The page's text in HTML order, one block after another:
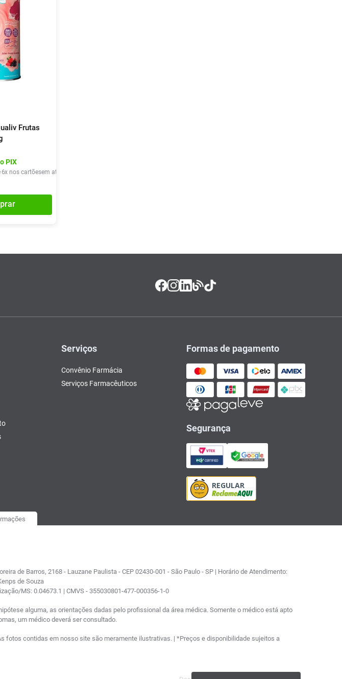
Frutas
PIX
6x nos cartõesem até
Serviços
Convênio Farmácia
Serviços Farmacêuticos
Formas de pagamento
Segurança
de Barros, 2168 - Lauzane Paulista - CEP 02430-001 - São Paulo - SP | Horário de Atendimento:
de Souza
MS: 0.04673.1 | CMVS - 355030801-477-000356-1-0
alguma, as orientações dadas pelo profissional da área médica. Somente o médico está apto
um médico deverá ser consultado.
fotos contidas em nosso site são meramente ilustrativas. | *Preços e disponibilidade sujeitos a